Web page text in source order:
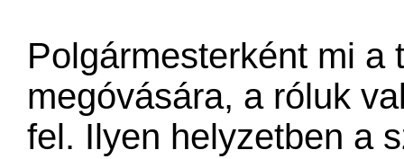
Polgármesterként mi a
megóvására, a róluk
fel. Ilyen helyzetben a